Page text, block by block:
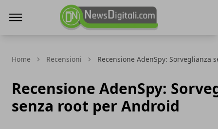
Home Recensioni Recensione AdenSpy: Sorveglianza
Recensione AdenSpy:
senza root per Android